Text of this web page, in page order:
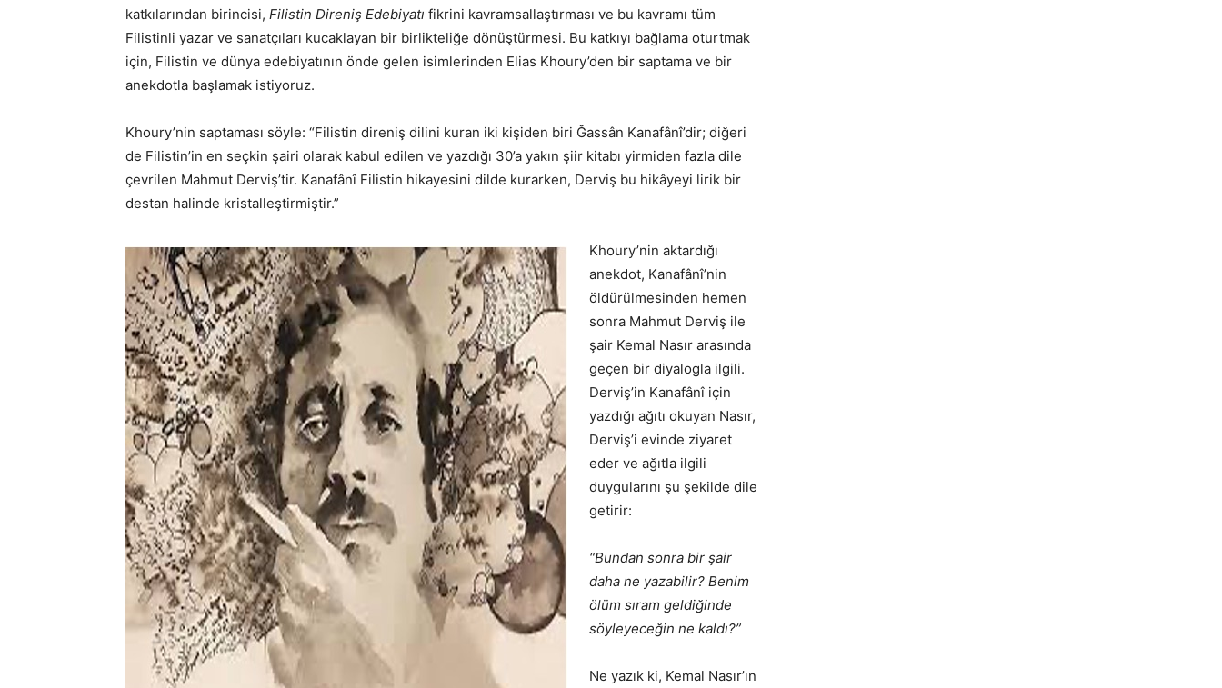
katkılarından birincisi, Filistin Direniş Edebiyatı fikrini kavramsallaştırması ve bu kavramı tüm
Filistinli yazar ve sanatçıları kucaklayan bir birlikteliğe dönüştürmesi. Bu katkıyı bağlama oturtmak
için, Filistin ve dünya edebiyatının önde gelen isimlerinden Elias Khoury’den bir saptama ve bir
anekdotla başlamak istiyoruz.
Khoury’nin saptaması söyle: “Filistin direniş dilini kuran iki kişiden biri Ğassân Kanafânî’dir; diğeri
de Filistin’in en seçkin şairi olarak kabul edilen ve yazdığı 30’a yakın şiir kitabı yirmiden fazla dile
çevrilen Mahmut Derviş’tir. Kanafânî Filistin hikayesini dilde kurarken, Derviş bu hikâyeyi lirik bir
destan halinde kristalleştirmiştir.”
Khoury’nin aktardığı
anekdot, Kanafânî’nin
öldürülmesinden hemen
sonra Mahmut Derviş ile
şair Kemal Nasır arasında
geçen bir diyalogla ilgili.
Derviş’in Kanafânî için
yazdığı ağıtı okuyan Nasır,
Derviş’i evinde ziyaret
eder ve ağıtla ilgili
duygularını şu şekilde dile
getirir:
“Bundan sonra bir şair
daha ne yazabilir? Benim
ölüm sıram geldiğinde
söyleyeceğin ne kaldı?”
Ne yazık ki, Kemal Nasır’ın